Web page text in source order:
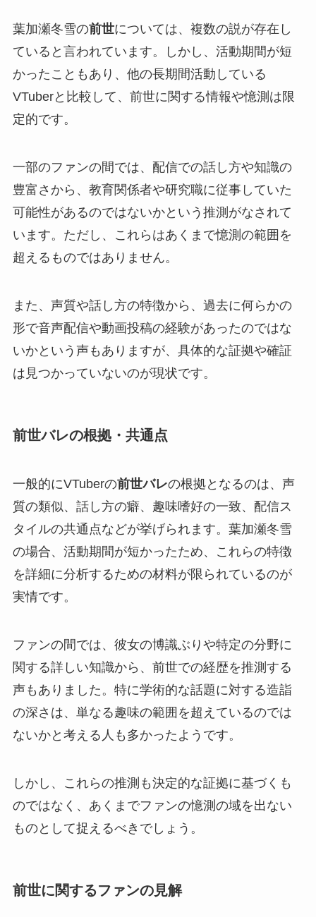
葉加瀬冬雪の前世については、複数の説が存在し
ていると言われています。しかし、活動期間が短
かったこともあり、他の長期間活動している
VTuberと比較して、前世に関する情報や憶測は限
定的です。
一部のファンの間では、配信での話し方や知識の
豊富さから、教育関係者や研究職に従事していた
可能性があるのではないかという推測がなされて
います。ただし、これらはあくまで憶測の範囲を
超えるものではありません。
また、声質や話し方の特徴から、過去に何らかの
形で音声配信や動画投稿の経験があったのではな
いかという声もありますが、具体的な証拠や確証
は見つかっていないのが現状です。
前世バレの根拠・共通点
一般的にVTuberの前世バレの根拠となるのは、声
質の類似、話し方の癖、趣味嗜好の一致、配信ス
タイルの共通点などが挙げられます。葉加瀬冬雪
の場合、活動期間が短かったため、これらの特徴
を詳細に分析するための材料が限られているのが
実情です。
ファンの間では、彼女の博識ぶりや特定の分野に
関する詳しい知識から、前世での経歴を推測する
声もありました。特に学術的な話題に対する造詣
の深さは、単なる趣味の範囲を超えているのでは
ないかと考える人も多かったようです。
しかし、これらの推測も決定的な証拠に基づくも
のではなく、あくまでファンの憶測の域を出ない
ものとして捉えるべきでしょう。
前世に関するファンの見解